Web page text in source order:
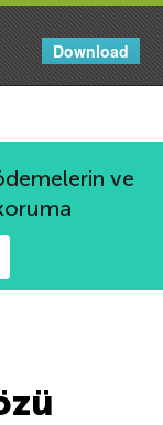
Download
Blogu
ve